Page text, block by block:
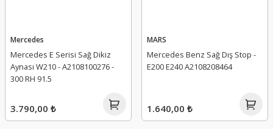
Mercedes
Mercedes E Serisi Sağ Dikiz
Aynası W210 - A2108100276 -
300 RH 91.5
3.790,00 ₺
MARS
Mercedes Benz Sağ Dış Stop -
E200 E240 A2108208464
1.640,00 ₺